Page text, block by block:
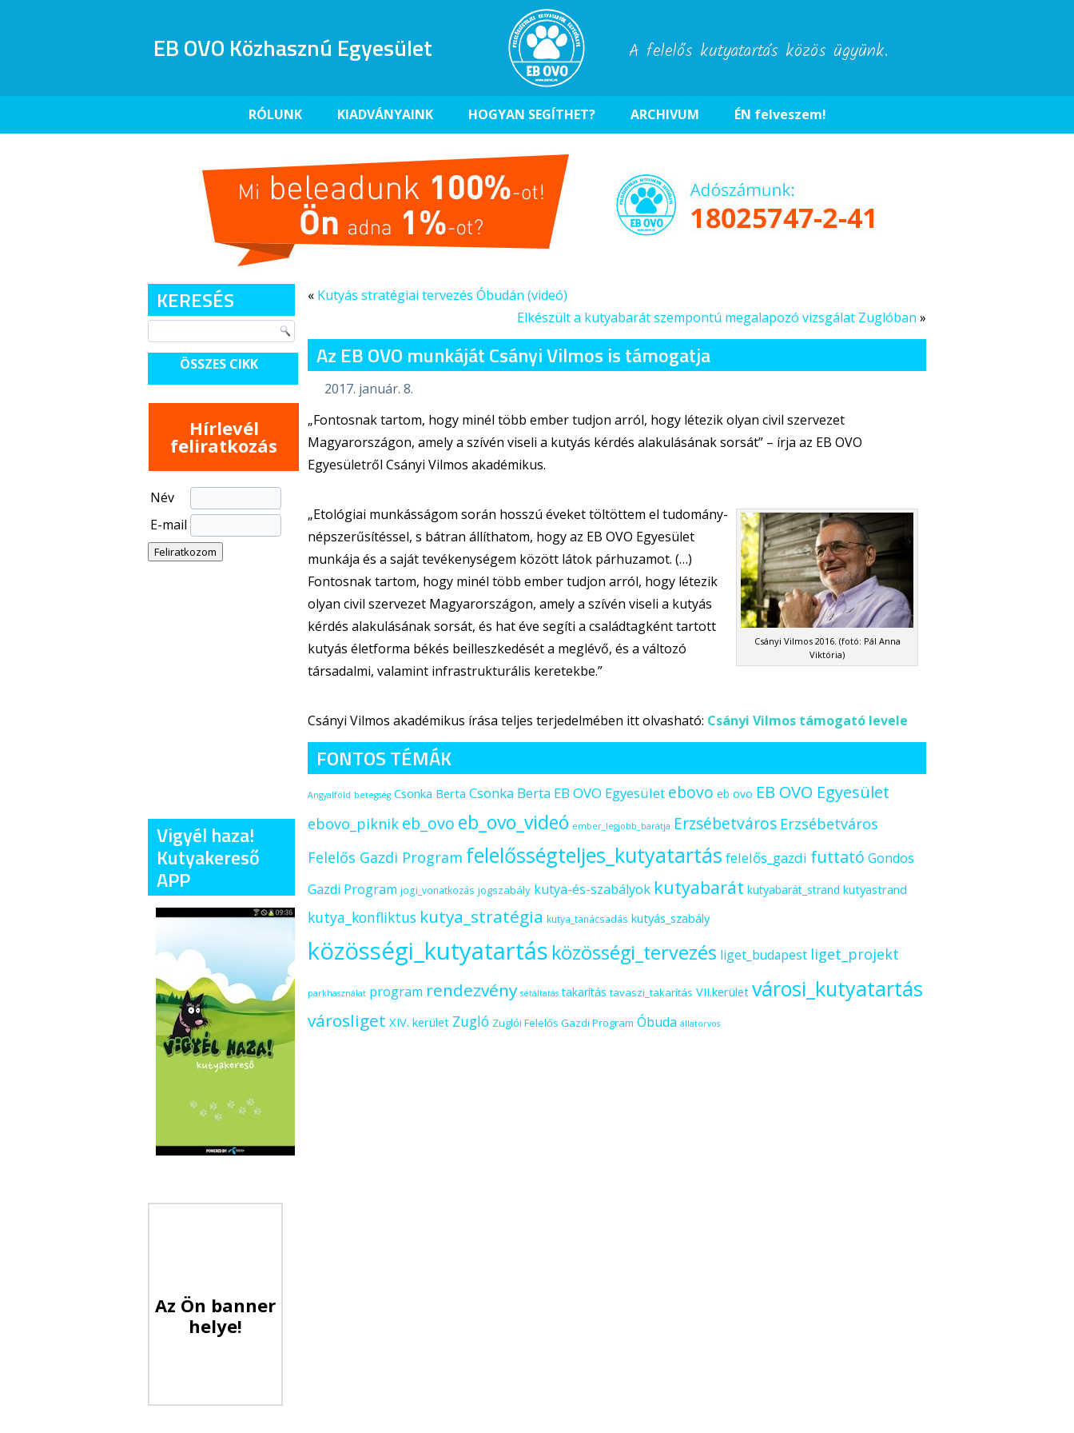
EB OVO Közhasznú Egyesület A felelős kutyatartás közös ügyünk.
RÓLUNK KIADVÁNYAINK HOGYAN SEGÍTHET? ARCHIVUM ÉN felveszem!
KERESÉS
ÖSSZES CIKK
Hírlevél
feliratkozás
Név
E-mail
Vigyél haza!
Kutyakereső
APP
Az Ön banner
helye!
« Kutyás stratégiai tervezés Óbudán (videó)
Elkészült a kutyabarát szempontú megalapozó vizsgálat Zuglóban »
Az EB OVO munkáját Csányi Vilmos is támogatja
2017. január. 8.
„Fontosnak tartom, hogy minél több ember tudjon arról, hogy létezik olyan civil szervezet
Magyarországon, amely a szívén viseli a kutyás kérdés alakulásának sorsát” – írja az EB OVO
Egyesületről Csányi Vilmos akadémikus.
Csányi Vilmos 2016. (fotó: Pál Anna
Viktória)
„Etológiai munkásságom során hosszú éveket töltöttem el tudomány-
népszerűsítéssel, s bátran állíthatom, hogy az EB OVO Egyesület
munkája és a saját tevékenységem között látok párhuzamot. (…)
Fontosnak tartom, hogy minél több ember tudjon arról, hogy létezik
olyan civil szervezet Magyarországon, amely a szívén viseli a kutyás
kérdés alakulásának sorsát, és hat éve segíti a családtagként tartott
kutyás életforma békés beilleszkedését a meglévő, és a változó
társadalmi, valamint infrastrukturális keretekbe.”
Csányi Vilmos akadémikus írása teljes terjedelmében itt olvasható: Csányi Vilmos támogató levele
FONTOS TÉMÁK
Angyalföld betegség Csonka Berta Csonka Berta EB OVO Egyesület ebovo eb ovo EB OVO Egyesület
ebovo_piknik eb_ovo eb_ovo_videó ember_legjobb_barátja Erzsébetváros Erzsébetváros
Felelős Gazdi Program felelősségteljes_kutyatartás felelős_gazdi futtató Gondos
Gazdi Program jogi_vonatkozás jogszabály kutya-és-szabályok kutyabarát kutyabarát_strand kutyastrand
kutya_konfliktus kutya_stratégia kutya_tanácsadás kutyás_szabály
közösségi_kutyatartás közösségi_tervezés liget_budapest liget_projekt
parkhasználat program rendezvény sétáltatás takarítás tavaszi_takarítás VII.kerület városi_kutyatartás
városliget XIV. kerület Zugló Zuglói Felelős Gazdi Program Óbuda állatorvos